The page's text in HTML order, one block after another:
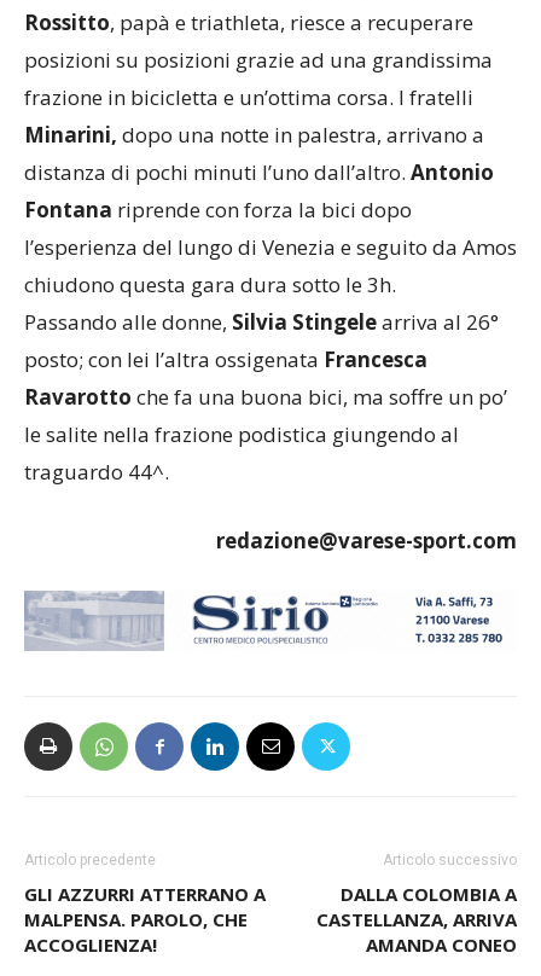
Rossitto, papà e triathleta, riesce a recuperare
posizioni su posizioni grazie ad una grandissima
frazione in bicicletta e un’ottima corsa. I fratelli
Minarini, dopo una notte in palestra, arrivano a
distanza di pochi minuti l’uno dall’altro. Antonio
Fontana riprende con forza la bici dopo
l’esperienza del lungo di Venezia e seguito da Amos
chiudono questa gara dura sotto le 3h.
Passando alle donne, Silvia Stingelearriva al 26°
posto; con lei l’altra ossigenata Francesca
Ravarotto che fa una buona bici, ma soffre un po’
le salite nella frazione podistica giungendo al
traguardo 44^.
redazione@varese-sport.com
Articolo precedente
GLI AZZURRI ATTERRANO A
MALPENSA. PAROLO, CHE
ACCOGLIENZA!
Articolo successivo
DALLA COLOMBIA A
CASTELLANZA, ARRIVA
AMANDA CONEO